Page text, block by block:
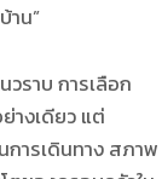
าน”
ราบ การเลือก
างเดียว แต่
การเดินทาง สภาพ